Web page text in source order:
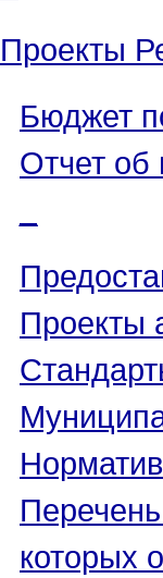
Проекты
Бюджет
Отчет
Проекты
которых